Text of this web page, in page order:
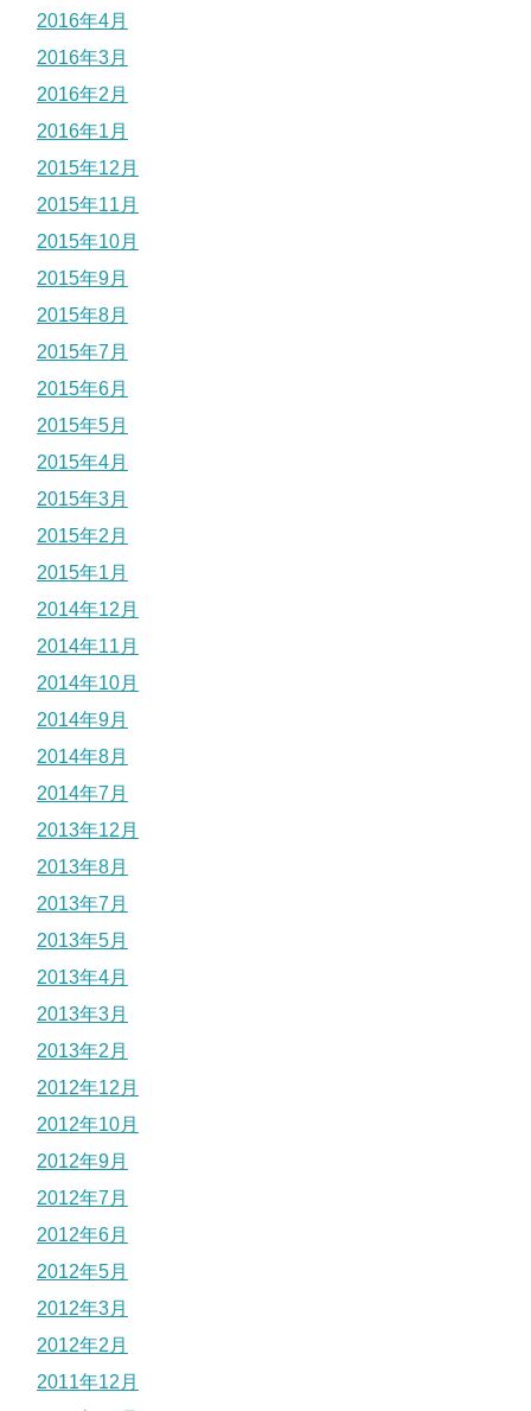
2016年4月
2016年3月
2016年2月
2016年1月
2015年12月
2015年11月
2015年10月
2015年9月
2015年8月
2015年7月
2015年6月
2015年5月
2015年4月
2015年3月
2015年2月
2015年1月
2014年12月
2014年11月
2014年10月
2014年9月
2014年8月
2014年7月
2013年12月
2013年8月
2013年7月
2013年5月
2013年4月
2013年3月
2013年2月
2012年12月
2012年10月
2012年9月
2012年7月
2012年6月
2012年5月
2012年3月
2012年2月
2011年12月